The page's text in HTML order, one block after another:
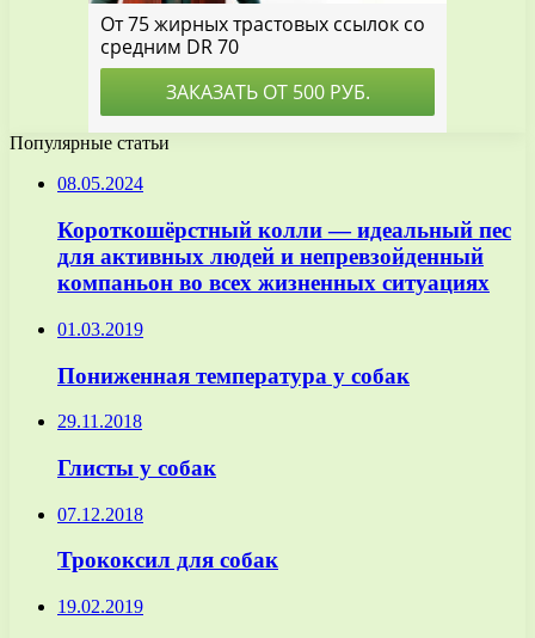
Популярные статьи
08.05.2024
Короткошёрстный колли — идеальный пес
для активных людей и непревзойденный
компаньон во всех жизненных ситуациях
01.03.2019
Пониженная температура у собак
29.11.2018
Глисты у собак
07.12.2018
Трококсил для собак
19.02.2019